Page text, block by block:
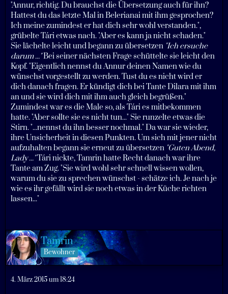
"Annur, richtig. Du brauchst die Übersetzung auch für ihn?
Hattest du das letzte Mal in Belerianai mit ihm gesprochen?
Ich meine zumindest er hat dich sehr wohl verstanden.",
grübelte Tári etwas nach. "Aber es kann ja nicht schaden."
Sie lächelte leicht und begann zu übersetzen "Ich ersuche
darum ..."Bei seiner nächsten Frage schüttelte sie leicht den
Kopf. "Eigentlich nennst du Annur deinen Namen wie du
wünschst vorgestellt zu werden. Tust du es nicht wird er
dich danach fragen. Er kündigt dich bei Tante Dilara mit ihm
an und sie wird dich mit ihm auch gleich begrüßen."
Zumindest war es die Male so, als Tári es mitbekommen
hatte. "Aber sollte sie es nicht tun..." Sie runzelte etwas die
Stirn. "...nennst du ihn besser nochmal." Da war sie wieder,
ihre Unsicherheit in diesen Punkten. Um sich mit jener nicht
aufzuhalten begann sie erneut zu übersetzen "Guten Abend,
Lady ..."Tári nickte, Tamrin hatte Recht danach war ihre
Tante am Zug. "Sie wird wohl sehr schnell wissen wollen,
warum du sie zu sprechen wünschst - schätze ich. Je nach je
wie es ihr gefällt wird sie noch etwas in der Küche richten
lassen..."
Tamrin
Bewohner
4. März 2015 um 18:24